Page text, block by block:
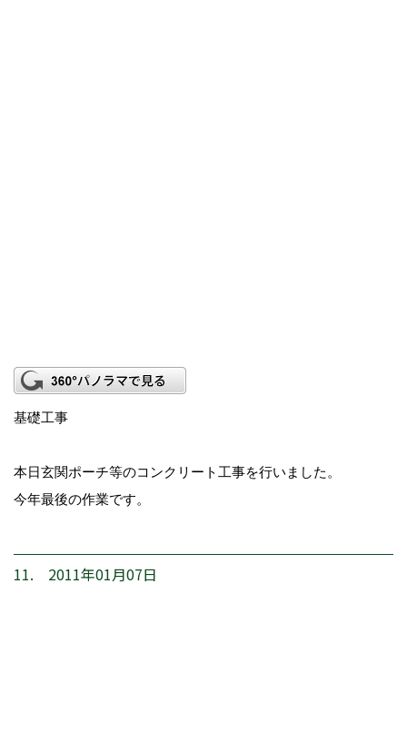
基礎工事
本日玄関ポーチ等のコンクリート工事を行いました。
今年最後の作業です。
11. 2011年01月07日